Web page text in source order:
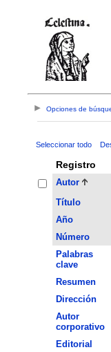
Opciones de
Seleccionar todo
Registro
Autor
Título
Año
Número
Palabras
clave
Resumen
Dirección
Autor
corporativo
Editorial